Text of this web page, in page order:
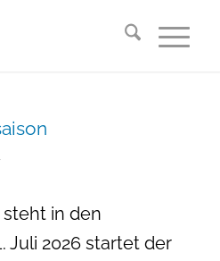
in den
Juli 2026 startet der